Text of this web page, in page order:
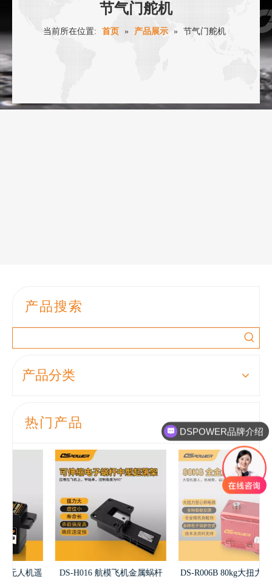
节气门舵机
当前所在位置: 首页 » 产品展示 » 节气门舵机
产品搜索
产品分类
热门产品
遥
DS-H016 航模飞机金属蜗杆
DS-R006B 80kg大扭力双轴机
DSPOWER品牌介绍